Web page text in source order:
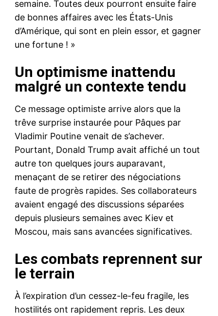
semaine. Toutes deux pourront ensuite faire
de bonnes affaires avec les États-Unis
d’Amérique, qui sont en plein essor, et gagner
une fortune ! »
Un optimisme inattendu
malgré un contexte tendu
Ce message optimiste arrive alors que la
trêve surprise instaurée pour Pâques par
Vladimir Poutine venait de s’achever.
Pourtant, Donald Trump avait affiché un tout
autre ton quelques jours auparavant,
menaçant de se retirer des négociations
faute de progrès rapides. Ses collaborateurs
avaient engagé des discussions séparées
depuis plusieurs semaines avec Kiev et
Moscou, mais sans avancées significatives.
Les combats reprennent sur
le terrain
À l’expiration d’un cessez-le-feu fragile, les
hostilités ont rapidement repris. Les deux